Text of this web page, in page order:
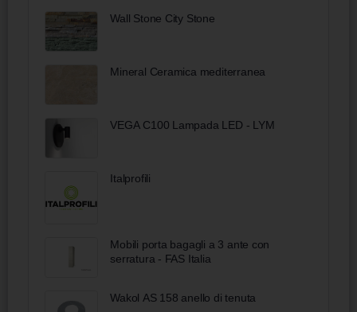
Wall Stone City Stone
Mineral Ceramica mediterranea
VEGA C100 Lampada LED - LYM
Italprofili
Mobili porta bagagli a 3 ante con
serratura - FAS Italia
Wakol AS 158 anello di tenuta